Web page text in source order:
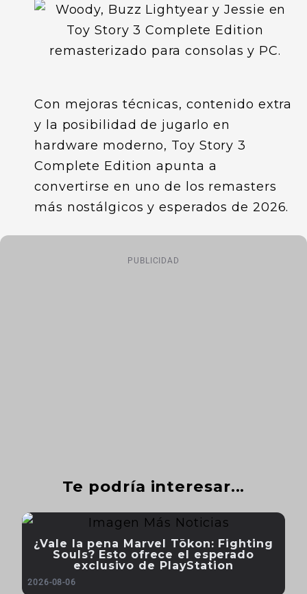
Con mejoras técnicas, contenido extra
y la posibilidad de jugarlo en
hardware moderno, Toy Story 3
Complete Edition apunta a
convertirse en uno de los remasters
más nostálgicos y esperados de 2026.
PUBLICIDAD
Te podría interesar...
¿Vale la pena Marvel Tōkon: Fighting
Souls? Esto ofrece el esperado
exclusivo de PlayStation
2026-08-06